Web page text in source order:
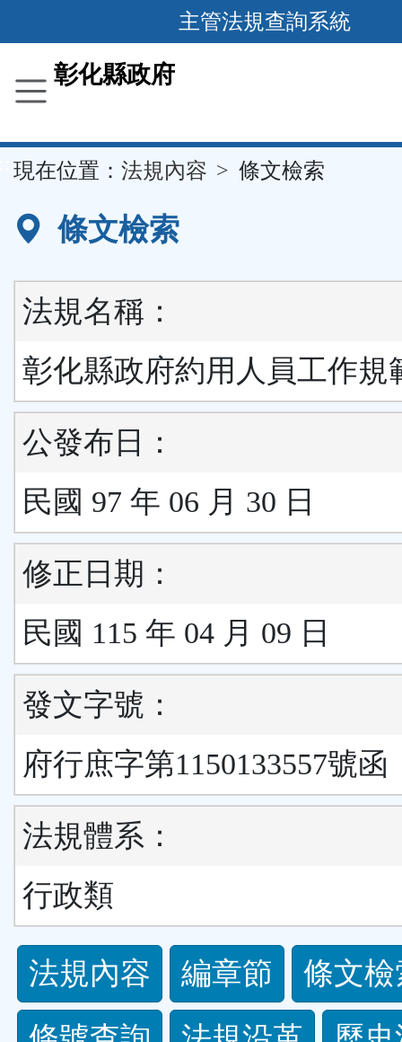
到
要
容
區
主管法規查詢系統
彰化縣政府
現在位置： 法規內容 條文檢索
條文檢索
法規名稱：
彰化縣政府約用人員工作規
公發布日：
民國 97 年 06 月 30 日
修正日期：
民國 115 年 04 月 09 日
發文字號：
府行庶字第1150133557號函
法規體系：
行政類
法
規
法規內容 編章節
條文檢